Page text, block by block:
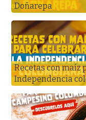
Doñarepa
Recetas con maíz
Independencia